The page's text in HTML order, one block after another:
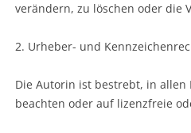
verändern, zu löschen oder die
2. Urheber- und
Die Autorin ist bestrebt, in allen
beachten oder auf lizenzfreie